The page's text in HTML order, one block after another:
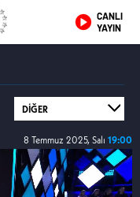
CANLI
YAYIN
8 Temmuz 2025, Salı 19:00